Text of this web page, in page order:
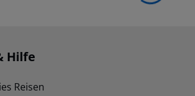
Hilfe
Reisen